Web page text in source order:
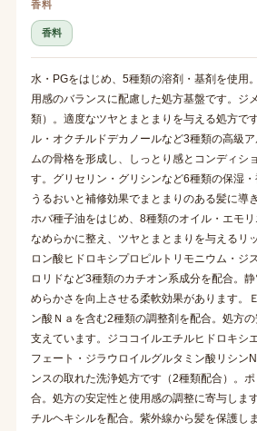
香料
香料
水・PGをはじめ、5種類の溶剤・基剤を使用
用感のバランスに配慮した処方基盤です。ジ
類）。適度なツヤとまとまりを与える処方で
ル・オクチルドデカノールなど3種類の高級
ムの骨格を形成し、しっとり感とコンディシ
す。グリセリン・グリシンなど6種類の保湿
うるおいと補修効果でまとまりのある髪に導
ホバ種子油をはじめ、8種類のオイル・エモ
なめらかに整え、ツヤとまとまりを与えるリ
ロン酸ヒドロキシプロピルトリモニウム・ジ
ロリドなど3種類のカチオン系成分を配合。
めらかさを向上させる柔軟効果があります。
ン酸Ｎａを含む2種類の調整剤を配合。処方
支えています。ジココイルエチルヒドロキシ
フェート・ジラウロイルグルタミン酸リシン
ンスの取れた洗浄処方です（2種類配合）。
合。処方の安定性と使用感の調整に寄与しま
チルヘキシルを配合。紫外線から髪を保護し